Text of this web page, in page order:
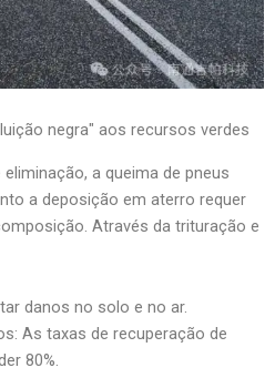
negra" aos recursos verdes
a queima de pneus
a deposição em aterro requer
Através da trituração e
danos no solo e no ar.
As taxas de recuperação de
80%.